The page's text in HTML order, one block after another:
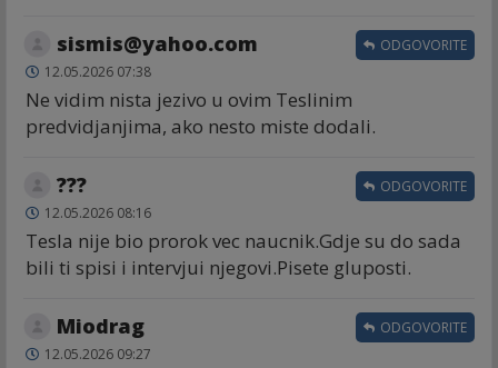
sismis@yahoo.com
12.05.2026 07:38
Ne vidim nista jezivo u ovim Teslinim
predvidjanjima, ako nesto miste dodali.
ODGOVORITE
???
12.05.2026 08:16
Tesla nije bio prorok vec naucnik.Gdje su do sada
bili ti spisi i intervjui njegovi.Pisete gluposti.
ODGOVORITE
Miodrag
12.05.2026 09:27
ODGOVORITE